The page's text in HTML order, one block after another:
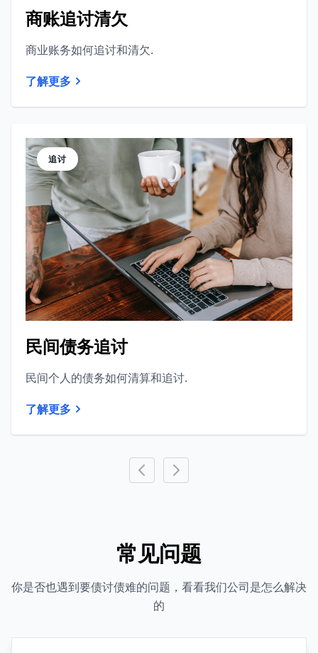
商账追讨清欠
商业账务如何追讨和清欠.
了解更多
追讨
民间债务追讨
民间个人的债务如何清算和追讨.
了解更多
常见问题
你是否也遇到要债讨债难的问题，看看我们公司是怎么解决
的